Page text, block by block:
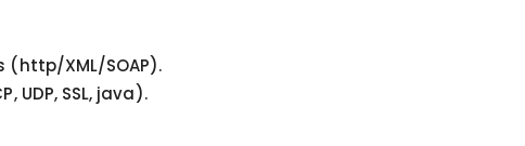
(http/XML/SOAP).
UDP, SSL, java).